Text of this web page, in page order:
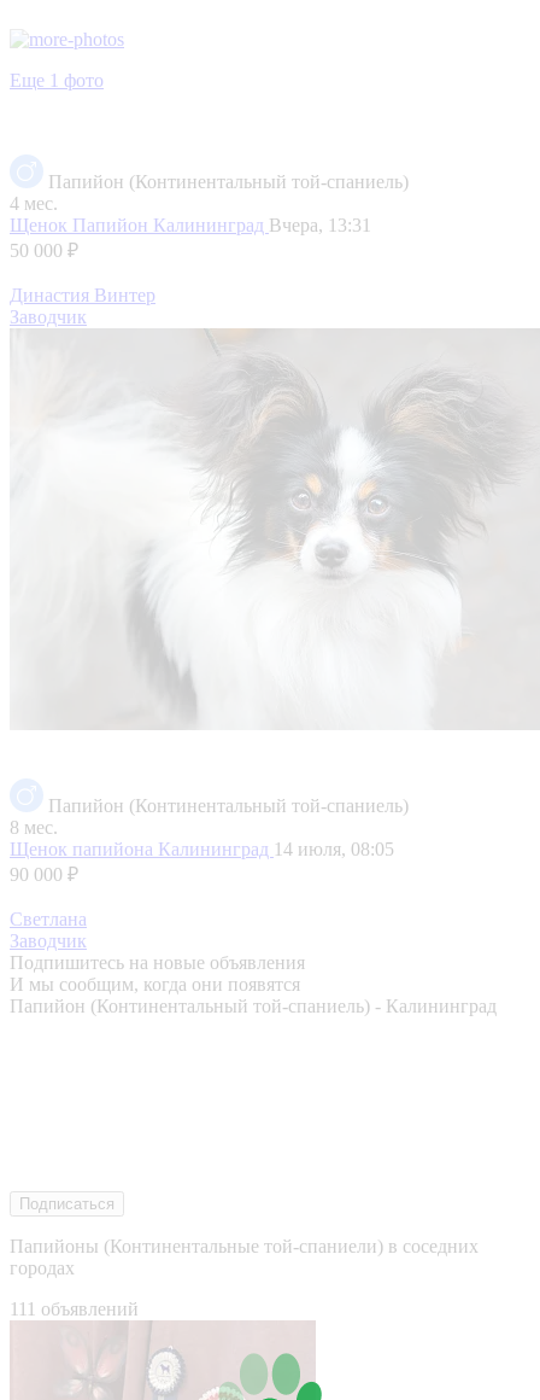
Еще 1 фото
Папийон (Континентальный той-спаниель)
4 мес.
Щенок Папийон Калининград Вчера, 13:31
50 000 ₽
Династия Винтер
Заводчик
Папийон (Континентальный той-спаниель)
8 мес.
Щенок папийона Калининград 14 июля, 08:05
90 000 ₽
Светлана
Заводчик
Подпишитесь на новые объявления
И мы сообщим, когда они появятся
Папийон (Континентальный той-спаниель) - Калининград
Подписаться
Папийоны (Континентальные той-спаниели) в соседних
городах
111 объявлений